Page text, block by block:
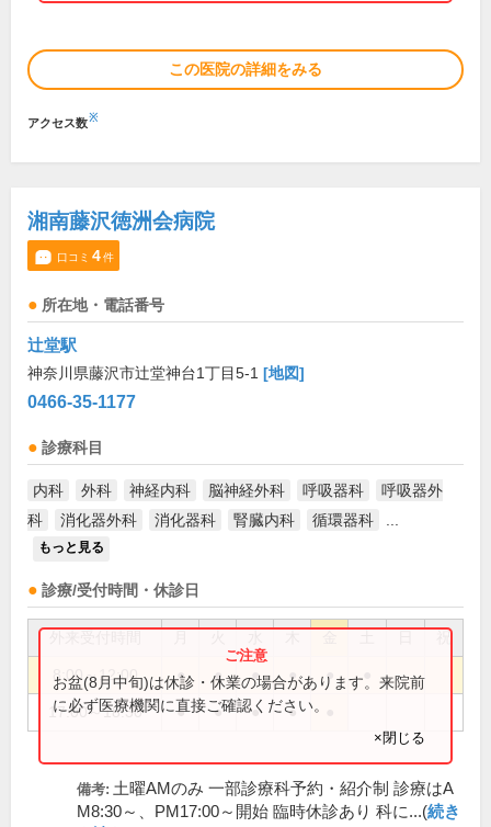
この医院の詳細をみる
アクセス数※
湘南藤沢徳洲会病院
口コミ 4件
所在地・電話番号
辻堂駅
神奈川県藤沢市辻堂神台1丁目5-1 [地図]
0466-35-1177
診療科目
内科 外科 神経内科 脳神経外科 呼吸器科
呼吸器外
科
消化器外科 消化器科 腎臓内科 循環器科
もっと見る
診療/受付時間・休診日
祝
8:00～12:00 ● ● ● ● ●
17:00～18:30 ● ● ● ●
お盆(8月中旬)は休診・休業の場合があります。来院前
に必ず医療機関に直接ご確認ください。
×閉じる
備考: 土曜AMのみ 一部診療科予約・紹介制 診療はA
M8:30～、PM17:00～開始 臨時休診あり 科に...(続き